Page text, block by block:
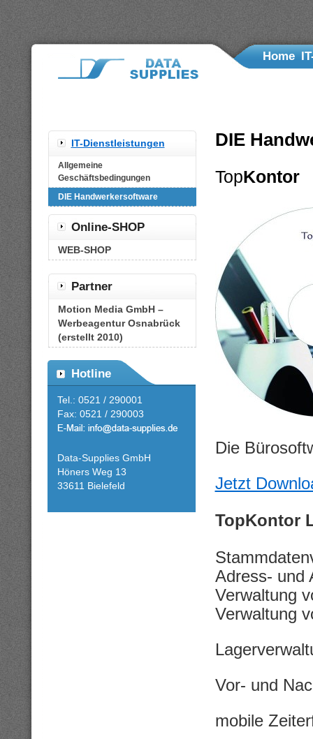
Home
IT-Dienstleistungen
Allgemeine
Geschäftsbedingungen
DIE Handwerkersoftware
Online-SHOP
WEB-SHOP
Partner
Motion Media GmbH –
Werbeagentur Osnabrück
(erstellt 2010)
Hotline
Tel.: 0521 / 290001
Fax: 0521 / 290003
Data-Supplies GmbH
Höners Weg 13
33611 Bielefeld
DIE
TopKontor
Die
Jetzt
TopKontor
Adress- und
Verwaltung
Verwaltung
Vor- und
mobile